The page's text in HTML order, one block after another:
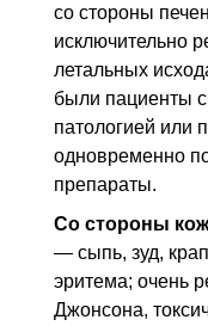
со стороны
исключительно
летальных
были пациенты
патологией или
одновременно
препараты.
Со стороны
— сыпь, зуд,
эритема; очень
Джонсона,